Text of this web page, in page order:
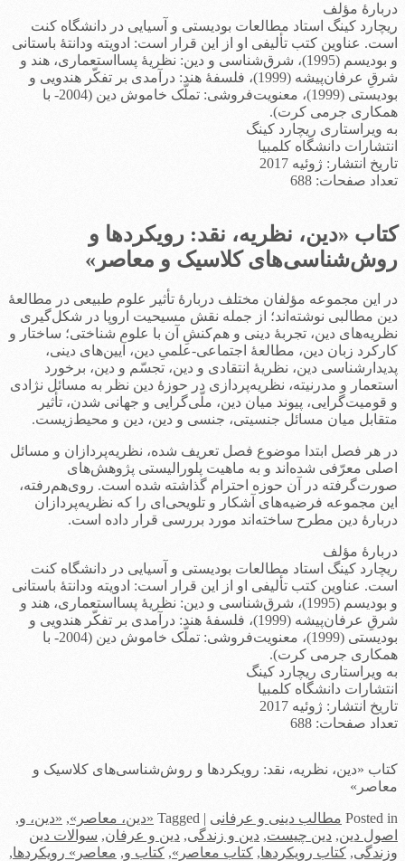
دربارۀ مؤلف
ریچارد کینگ استاد مطالعات بودیستی و آسیایی در دانشگاه کنت
است. عناوین کتب تألیفی او از این قرار است: ادویته ودانتۀ باستانی
و بودیسم (1995)، شرق‌شناسی و دین: نظریۀ پسااستعماری، هند و
شرقِ عرفان‌پیشه (1999)، فلسفۀ هند: درآمدی بر تفکّر هندویی و
بودیستی (1999)، معنویت‌فروشی: تملّک خاموش دین (2004- با
همکاری جرمی کرت).
به ویراستاری ریچارد کینگ
انتشارات دانشگاه کلمبیا
تاریخ انتشار: ژوئیه 2017
تعداد صفحات: 688
کتاب «دین، نظریه، نقد: رویکردها و
روش‌شناسی‌های کلاسیک و معاصر»
در این مجموعه مؤلفان مختلف دربارۀ تأثیر علوم طبیعی در مطالعۀ
دین مطالبی نوشته‌اند؛ از جمله نقش مسیحیت اروپا در شکل‌گیری
نظریه‌های دین، تجربۀ دینی و هم‌کنشِ آن با علوم شناختی؛ ساختار و
کارکرد زبان دین، مطالعۀ اجتماعی-علمیِ دین، آیین‌های دینی،
پدیدارشناسی دین، نظریۀ انتقادی و دین، تجسّم و دین، برخورد
استعمار و مدرنیته، نظریه‌پردازی در حوزۀ دین نظر به مسائل نژادی
و قومیت‌گرایی، پیوند میان دین، ملّی‌گرایی و جهانی شدن، تأثیر
متقابل میان مسائل جنسیتی، جنسی و دین، دین و محیط‌زیست.
در هر فصل ابتدا موضوع فصل تعریف شده، نظریه‌پردازان و مسائل
اصلی معرّفی شده‌اند و به ماهیت پلورالیستی پژوهش‌های
صورت‌گرفته در آن حوزه احترام گذاشته شده است. روی‌هم‌رفته،
این مجموعه فرضیه‌های آشکار و تلویحی‌ای را که نظریه‌پردازان
دربارۀ دین مطرح ساخته‌اند مورد بررسی قرار داده است.
دربارۀ مؤلف
ریچارد کینگ استاد مطالعات بودیستی و آسیایی در دانشگاه کنت
است. عناوین کتب تألیفی او از این قرار است: ادویته ودانتۀ باستانی
و بودیسم (1995)، شرق‌شناسی و دین: نظریۀ پسااستعماری، هند و
شرقِ عرفان‌پیشه (1999)، فلسفۀ هند: درآمدی بر تفکّر هندویی و
بودیستی (1999)، معنویت‌فروشی: تملّک خاموش دین (2004- با
همکاری جرمی کرت).
به ویراستاری ریچارد کینگ
انتشارات دانشگاه کلمبیا
تاریخ انتشار: ژوئیه 2017
تعداد صفحات: 688
کتاب «دین، نظریه، نقد: رویکردها و روش‌شناسی‌های کلاسیک و
معاصر»
Posted in مطالب دینی و عرفانی |
Tagged «دین، معاصر», «دین، و,
اصول دین, دین چیست, دین و زندگی, دین و عرفان, سوالات دین
وزندگی, کتاب رویکردها, کتاب معاصر», کتاب و, معاصر» رویکردها,